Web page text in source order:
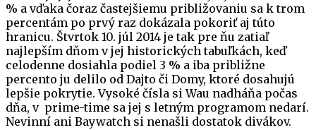
% a vďaka čoraz častejšiemu približovaniu sa k trom
percentám po prvý raz dokázala pokoriť aj túto
hranicu. Štvrtok 10. júl 2014 je tak pre ňu zatiaľ
najlepším dňom v jej historických tabuľkách, keď
celodenne dosiahla podiel 3 % a iba približne
percento ju delilo od Dajto či Domy, ktoré dosahujú
lepšie pokrytie. Vysoké čísla si Wau nadháňa počas
dňa, v prime-time sa jej s letným programom nedarí.
Nevinní ani Baywatch si nenašli dostatok divákov.